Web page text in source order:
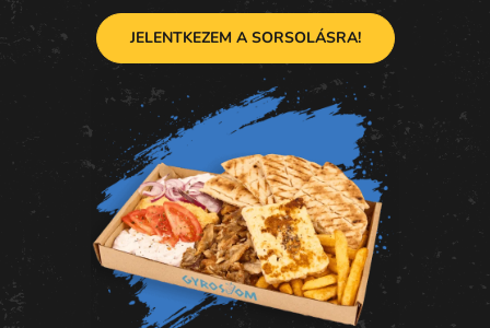
JELENTKEZEM A SORSOLÁSRA!